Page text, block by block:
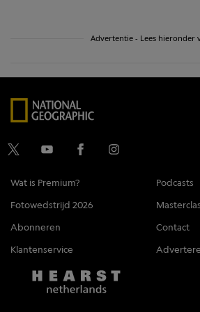
Advertentie - Lees hieronder
Wat is Premium?
Podcasts
Fotowedstrijd 2026
Abonneren
Contact
Klantenservice